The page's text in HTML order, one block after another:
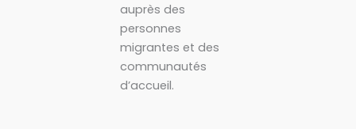
auprès des
personnes
migrantes et des
communautés
d’accueil.